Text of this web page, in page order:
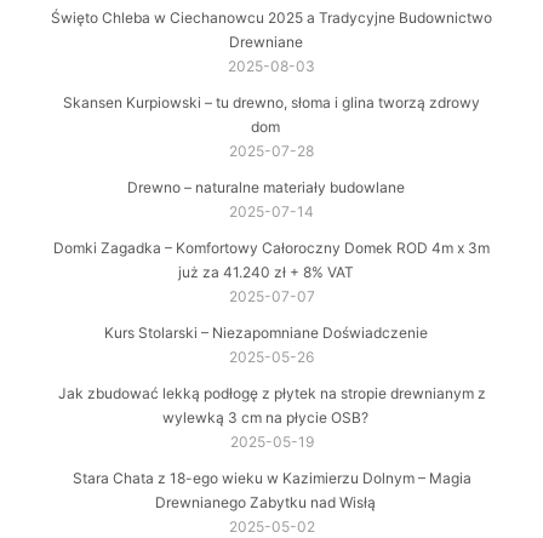
Święto Chleba w Ciechanowcu 2025 a Tradycyjne Budownictwo
Drewniane
2025-08-03
Skansen Kurpiowski – tu drewno, słoma i glina tworzą zdrowy
dom
2025-07-28
Drewno – naturalne materiały budowlane
2025-07-14
Domki Zagadka – Komfortowy Całoroczny Domek ROD 4m x 3m
już za 41.240 zł + 8% VAT
2025-07-07
Kurs Stolarski – Niezapomniane Doświadczenie
2025-05-26
Jak zbudować lekką podłogę z płytek na stropie drewnianym z
wylewką 3 cm na płycie OSB?
2025-05-19
Stara Chata z 18-ego wieku w Kazimierzu Dolnym – Magia
Drewnianego Zabytku nad Wisłą
2025-05-02